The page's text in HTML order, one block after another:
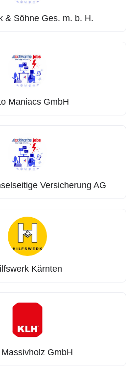
& Söhne Ges. m. b. H.
Maniacs GmbH
Versicherung AG
Kärnten
GmbH